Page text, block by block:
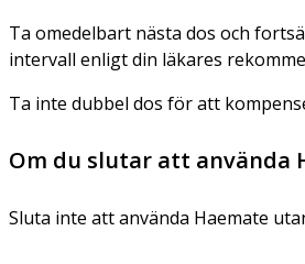
Ta omedelbart nästa dos och
intervall enligt din läkares
Ta inte dubbel dos för att
Om du slutar att använda
Sluta inte att använda Haemate